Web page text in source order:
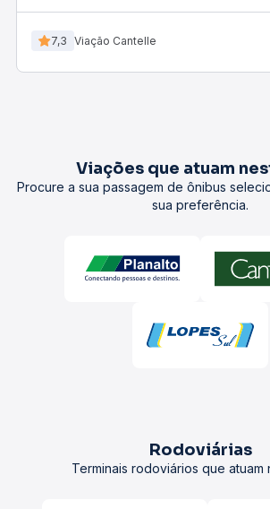
7,3 Viação Cantelle
Viações que atuam
Procure a sua passagem de ônibus
sua preferência.
Rodoviárias
Terminais rodoviários que atuam